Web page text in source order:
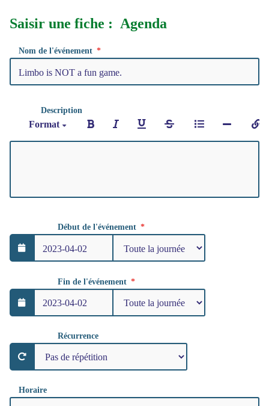
Saisir une fiche : Agenda
Nom de l'événement
Description
Format
Début de l'événement
Fin de l'événement
Récurrence
Horaire